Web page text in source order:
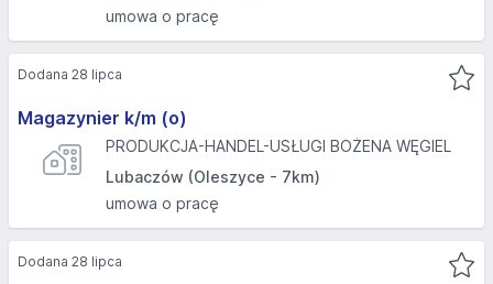
umowa o pracę
Magazynier k/m (o)
PRODUKCJA-HANDEL-USŁUGI BOŻENA WĘGIEL
Lubaczów (Oleszyce - 7km)
umowa o pracę
Dodana 28 lipca
Dodana 28 lipca